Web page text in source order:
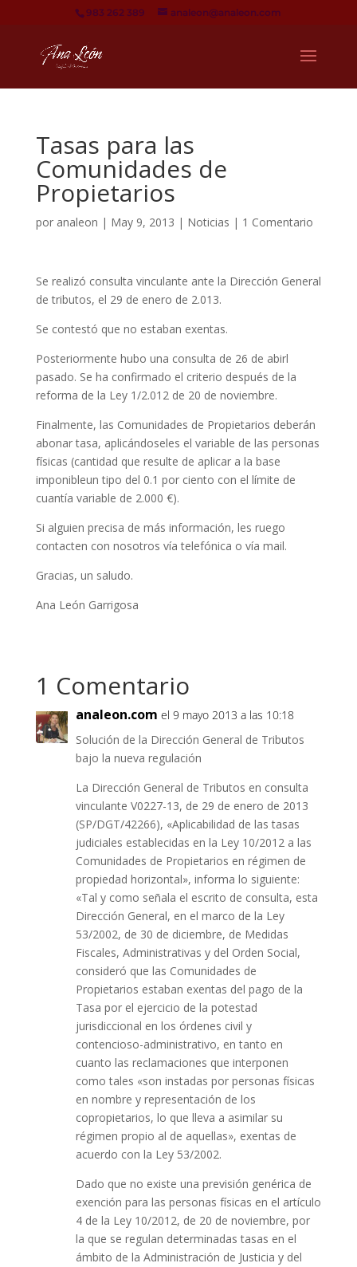
983 262 389 analeon@analeon.com
Tasas para las
Comunidades de
Propietarios
por analeon | May 9, 2013 | Noticias | 1 Comentario
Se realizó consulta vinculante ante la Dirección General
de tributos, el 29 de enero de 2.013.
Se contestó que no estaban exentas.
Posteriormente hubo una consulta de 26 de abirl
pasado. Se ha confirmado el criterio después de la
reforma de la Ley 1/2.012 de 20 de noviembre.
Finalmente, las Comunidades de Propietarios deberán
abonar tasa, aplicándoseles el variable de las personas
físicas (cantidad que resulte de aplicar a la base
imponibleun tipo del 0.1 por ciento con el límite de
cuantía variable de 2.000 €).
Si alguien precisa de más información, les ruego
contacten con nosotros vía telefónica o vía mail.
Gracias, un saludo.
Ana León Garrigosa
1 Comentario
analeon.com el 9 mayo 2013 a las 10:18
Solución de la Dirección General de Tributos
bajo la nueva regulación
La Dirección General de Tributos en consulta
vinculante V0227-13, de 29 de enero de 2013
(SP/DGT/42266), «Aplicabilidad de las tasas
judiciales establecidas en la Ley 10/2012 a las
Comunidades de Propietarios en régimen de
propiedad horizontal», informa lo siguiente:
«Tal y como señala el escrito de consulta, esta
Dirección General, en el marco de la Ley
53/2002, de 30 de diciembre, de Medidas
Fiscales, Administrativas y del Orden Social,
consideró que las Comunidades de
Propietarios estaban exentas del pago de la
Tasa por el ejercicio de la potestad
jurisdiccional en los órdenes civil y
contencioso-administrativo, en tanto en
cuanto las reclamaciones que interponen
como tales «son instadas por personas físicas
en nombre y representación de los
copropietarios, lo que lleva a asimilar su
régimen propio al de aquellas», exentas de
acuerdo con la Ley 53/2002.
Dado que no existe una previsión genérica de
exención para las personas físicas en el artículo
4 de la Ley 10/2012, de 20 de noviembre, por
la que se regulan determinadas tasas en el
ámbito de la Administración de Justicia y del